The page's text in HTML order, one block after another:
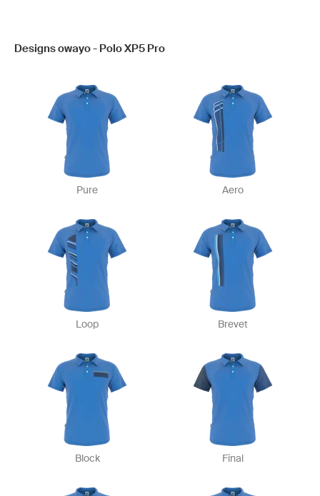
Designs owayo - Polo XP5 Pro
Pure Aero
Loop Brevet
Block Final